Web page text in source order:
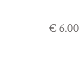
€ 6.00